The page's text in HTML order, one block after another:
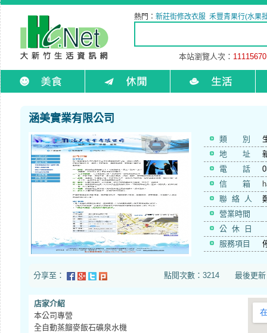
熱門： 新莊街修改衣服 禾豐青果行(水果
本站瀏覽人次： 11115670
涵美實業有限公司
類 別
地 址
電 話
信 箱
聯 絡 人
營業時間
公 休 日
服務項目
分享至： 點閱次數：3214 最後更新日期
店家介紹
本公司專營
全自動蒸餾麥飯石礦泉水機